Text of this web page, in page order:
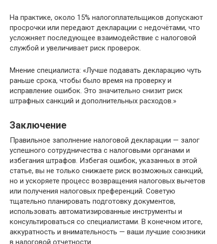
На практике, около 15% налогоплательщиков допускают
просрочки или передают декларации с недочётами, что
усложняет последующее взаимодействие с налоговой
службой и увеличивает риск проверок.
Мнение специалиста: «Лучше подавать декларацию чуть
раньше срока, чтобы было время на проверку и
исправление ошибок. Это значительно снизит риск
штрафных санкций и дополнительных расходов.»
Заключение
Правильное заполнение налоговой декларации — залог
успешного сотрудничества с налоговыми органами и
избегания штрафов. Избегая ошибок, указанных в этой
статье, вы не только снижаете риск возможных санкций,
но и ускоряете процесс возвращения налоговых вычетов
или получения налоговых преференций. Советую
тщательно планировать подготовку документов,
использовать автоматизированные инструменты и
консультироваться со специалистами. В конечном итоге,
аккуратность и внимательность — ваши лучшие союзники
в налоговой отчетности.